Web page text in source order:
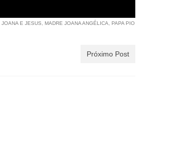
JOANA E JESUS, MADRE JOANA ANGÉLICA, PAPA PIO
Próximo Post